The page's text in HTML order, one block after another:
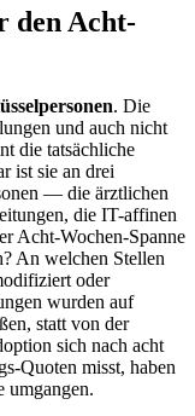
den Acht-
. Die
und auch nicht
die tatsächliche
ist sie an drei
— die ärztlichen
die IT-affinen
Acht-Wochen-Spanne
An welchen Stellen
oder
wurden auf
statt von der
sich nach acht
Quoten misst, haben
umgangen.